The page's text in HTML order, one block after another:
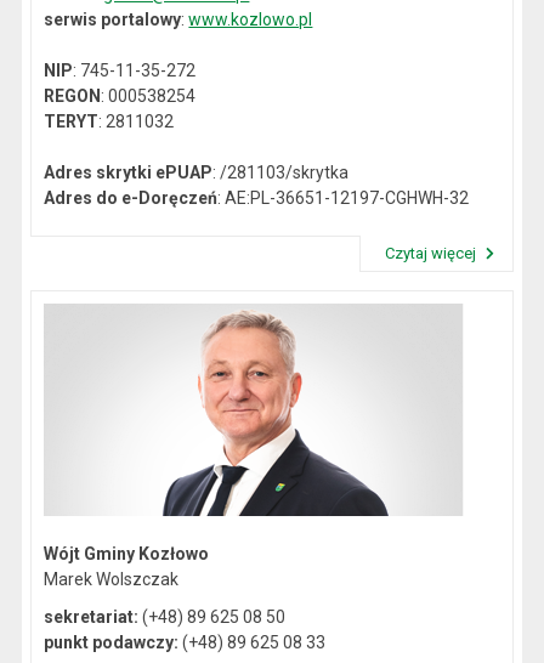
serwis portalowy:www.kozlowo.pl
NIP: 745-11-35-272
REGON: 000538254
TERYT: 2811032
Adres skrytki ePUAP: /281103/skrytka
Adres do e-Doręczeń: AE:PL-36651-12197-CGHWH-32
Czytaj więcej
Wójt Gminy Kozłowo
Marek Wolszczak
sekretariat: (+48) 89 625 08 50
punkt podawczy: (+48) 89 625 08 33